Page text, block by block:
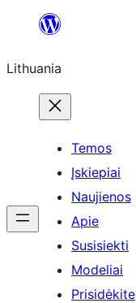
turinio
Lithuania
Temos
Įskiepiai
Naujienos
Apie
Susisiekti
Modeliai
Prisidėkite